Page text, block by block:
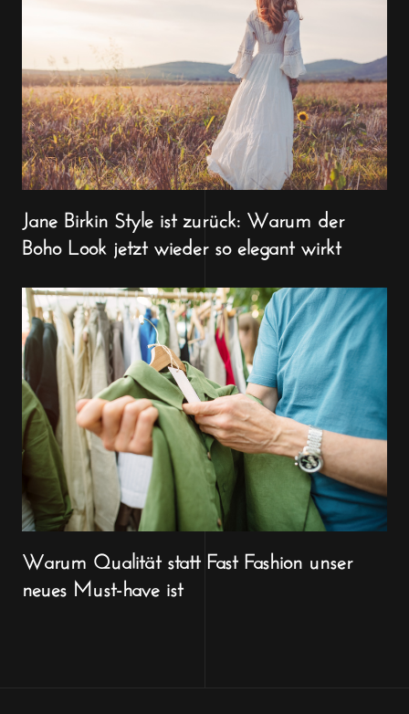
Jane Birkin Style ist zurück: Warum der
Boho Look jetzt wieder so elegant wirkt
Warum Qualität statt Fast Fashion unser
neues Must-have ist